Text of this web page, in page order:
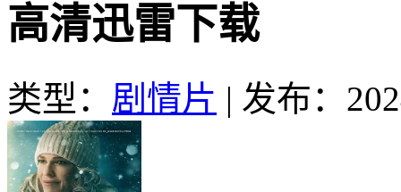
高清迅雷下载
类型： 剧情片 | 发布：